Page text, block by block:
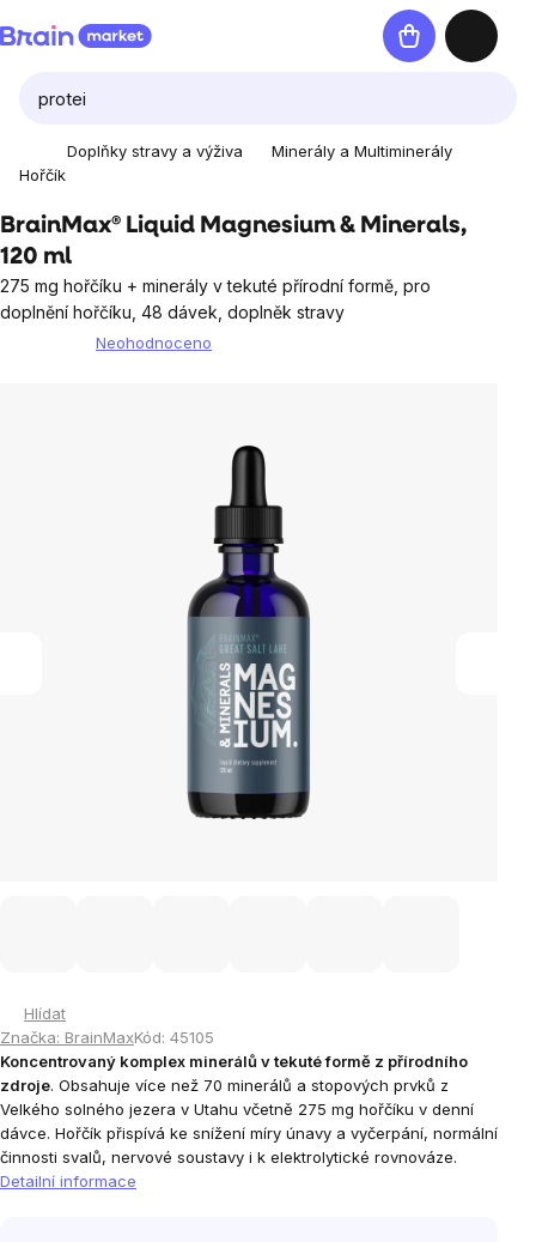
na
Nákupní
košík
Doplňky stravy a výživa
Minerály a Multiminerály
Hořčík
BrainMax® Liquid Magnesium & Minerals,
120 ml
275 mg hořčíku + minerály v tekuté přírodní formě, pro
doplnění hořčíku, 48 dávek, doplněk stravy
Neohodnoceno
Hlídat
Značka: BrainMaxKód: 45105
Koncentrovaný komplex minerálů v tekuté formě z přírodního
zdroje. Obsahuje více než 70 minerálů a stopových prvků z
Velkého solného jezera v Utahu včetně 275 mg hořčíku v denní
dávce. Hořčík přispívá ke snížení míry únavy a vyčerpání, normální
činnosti svalů, nervové soustavy i k elektrolytické rovnováze.
Detailní informace